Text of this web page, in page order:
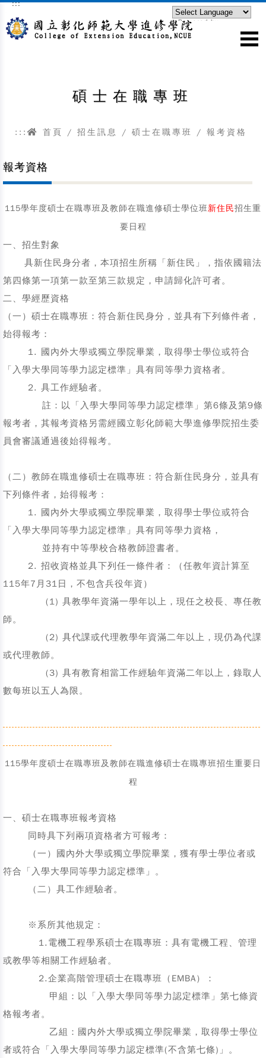
跳到主要內容區塊
:::
Powered by
碩士在職專班
::: 首頁 / 招生訊息 / 碩士在職專班 / 報考資格
報考資格
115學年度碩士在職專班及教師在職進修碩士學位班新住民招生重
要日程
一、招生對象
具新住民身分者，本項招生所稱「新住民」，指依國籍法
第四條第一項第一款至第三款規定，申請歸化許可者。
二、學經歷資格
（一）碩士在職專班：符合新住民身分，並具有下列條件者，
始得報考：
1. 國內外大學或獨立學院畢業，取得學士學位或符合
「入學大學同等學力認定標準」具有同等學力資格者。
2. 具工作經驗者。
註：以「入學大學同等學力認定標準」第6條及第9條
報考者，其報考資格另需經國立彰化師範大學進修學院招生委
員會審議通過後始得報考。
（二）教師在職進修碩士在職專班：符合新住民身分，並具有
下列條件者，始得報考：
1. 國內外大學或獨立學院畢業，取得學士學位或符合
「入學大學同等學力認定標準」具有同等學力資格，
並持有中等學校合格教師證書者。
2. 招收資格並具下列任一條件者：（任教年資計算至
115年7月31日，不包含兵役年資）
(1) 具教學年資滿一學年以上，現任之校長、專任教
師。
(2) 具代課或代理教學年資滿二年以上，現仍為代課
或代理教師。
(3) 具有教育相當工作經驗年資滿二年以上，錄取人
數每班以五人為限。
---------------------------------------------------------------------------------------
-------------------------------------
115學年度碩士在職專班及教師在職進修碩士在職專班招生重要日
程
一、碩士在職專班報考資格
同時具下列兩項資格者方可報考：
（一）國內外大學或獨立學院畢業，獲有學士學位者或
符合「入學大學同等學力認定標準」。
（二）具工作經驗者。
※系所其他規定：
1.電機工程學系碩士在職專班：具有電機工程、管理
或教學等相關工作經驗者。
2.企業高階管理碩士在職專班（EMBA）：
甲組：以「入學大學同等學力認定標準」第七條資
格報考者。
乙組：國内外大學或獨立學院畢業，取得學士學位
者或符合「入學大學同等學力認定標準(不含第七條)」。